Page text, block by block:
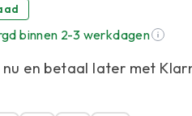
binnen 2-3 werkdagen
nu en betaal later met